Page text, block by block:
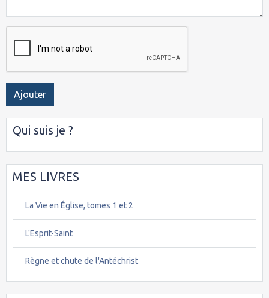
Ajouter
Qui suis je ?
MES LIVRES
La Vie en Église, tomes 1 et 2
L'Esprit-Saint
Règne et chute de l'Antéchrist